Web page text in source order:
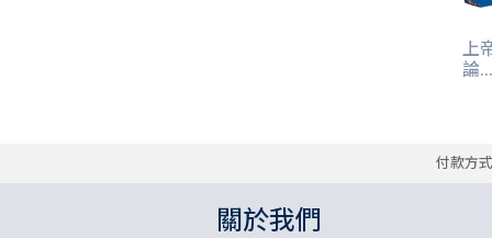
上
論...
付款方
關於我們